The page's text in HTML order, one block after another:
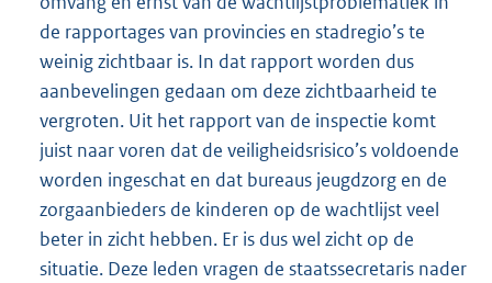
de rapportages van provincies en stadregio’s te
weinig zichtbaar is. In dat rapport worden dus
aanbevelingen gedaan om deze zichtbaarheid te
vergroten. Uit het rapport van de inspectie komt
juist naar voren dat de veiligheidsrisico’s voldoende
worden ingeschat en dat bureaus jeugdzorg en de
zorgaanbieders de kinderen op de wachtlijst veel
beter in zicht hebben. Er is dus wel zicht op de
situatie. Deze leden vragen de staatssecretaris nader